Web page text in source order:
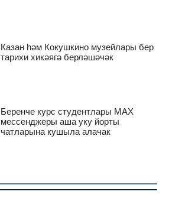
Казан һәм Кокушкино музейлары бер
тарихи хикәягә берләшәчәк
Беренче курс студентлары MAX
мессенджеры аша уку йорты
чатларына кушыла алачак